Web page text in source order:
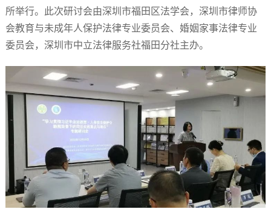
所举行。
此次研讨会由深圳市福田区法学会，深圳市律师协
会教育与未成年人保护法律专业委员会、婚姻家事法律专业
委员会，深圳市中立法律服务社福田分社主办。